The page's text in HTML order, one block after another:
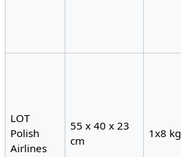
LOT
Polish
Airlines
55 x 40 x 23
cm
1x8 kg